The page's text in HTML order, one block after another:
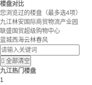
楼盘对比
您浏览过的楼盘 （最多选4项）
九江林安国际商贸物流产业园
联盛国贸超级购物中心
蓝城西海云林春风
 全部清空
九江热门楼盘
1